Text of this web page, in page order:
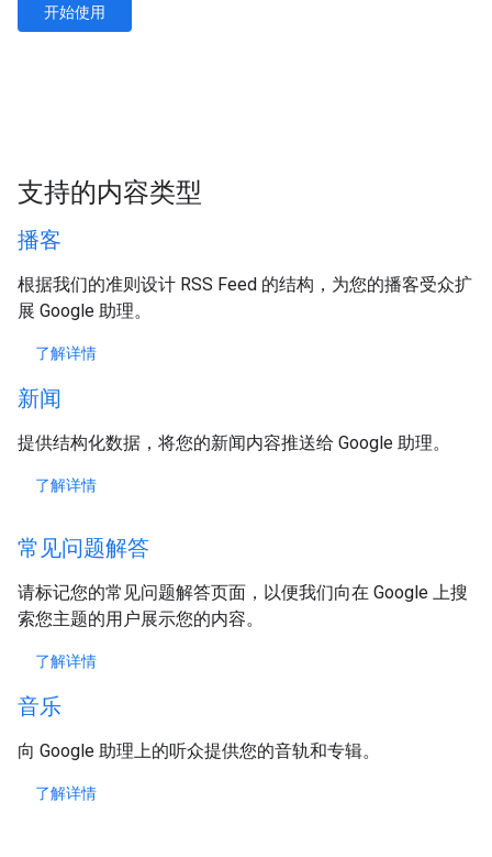
开始使用
支持的内容类型
播客
根据我们的准则设计 RSS Feed 的结构，为您的播客受众扩
展 Google 助理。
了解详情
新闻
提供结构化数据，将您的新闻内容推送给 Google 助理。
了解详情
常见问题解答
请标记您的常见问题解答页面，以便我们向在 Google 上搜
索您主题的用户展示您的内容。
了解详情
音乐
向 Google 助理上的听众提供您的音轨和专辑。
了解详情